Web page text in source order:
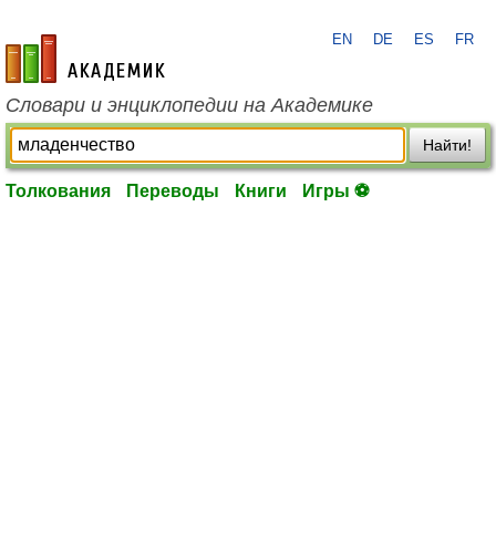
academic.ru
EN DE ES FR
Словари и энциклопедии на Академике
Найти!
Толкования Переводы Книги Игры ⚽